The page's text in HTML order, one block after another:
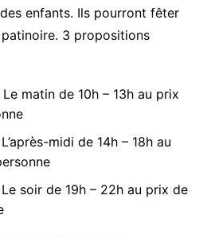
enfants. Ils pourront fêter
3 propositions
matin de 10h – 13h au prix
midi de 14h – 18h au
soir de 19h – 22h au prix de